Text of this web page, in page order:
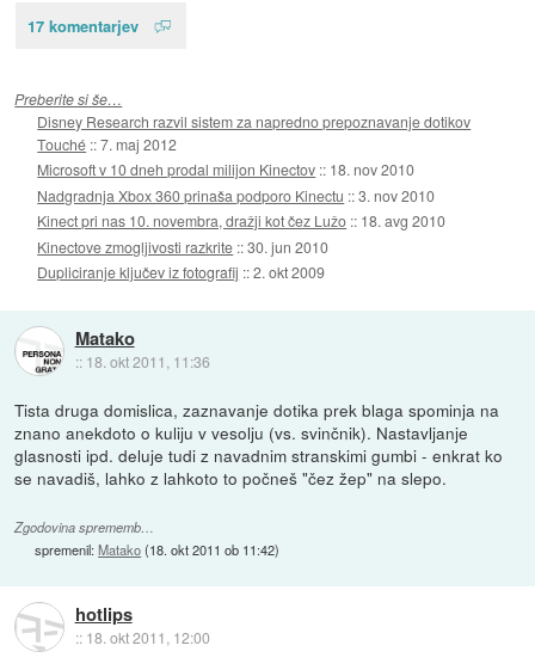
17 komentarjev
Preberite si še…
Disney Research razvil sistem za napredno prepoznavanje dotikov
Touché ::7. maj 2012
Microsoft v 10 dneh prodal milijon Kinectov :: 18. nov 2010
Nadgradnja Xbox 360 prinaša podporo Kinectu ::3. nov 2010
Kinect pri nas 10. novembra, dražji kot čez Lužo :: 18. avg 2010
Kinectove zmogljivosti razkrite ::30. jun 2010
Dupliciranje ključev iz fotografij ::2. okt 2009
Matako
:: 18. okt 2011, 11:36
Tista druga domislica, zaznavanje dotika prek blaga spominja na
znano anekdoto o kuliju v vesolju (vs. svinčnik). Nastavljanje
glasnosti ipd. deluje tudi z navadnim stranskimi gumbi - enkrat ko
se navadiš, lahko z lahkoto to počneš "čez žep" na slepo.
Zgodovina sprememb…
spremenil:Matako(18. okt 2011 ob 11:42)
hotlips
:: 18. okt 2011, 12:00